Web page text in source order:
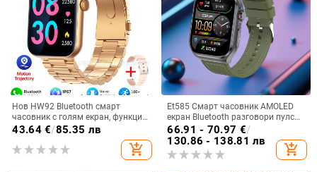
Нов HW92 Bluetooth смарт
часовник с голям екран, функция
за измерване на пулса,
водоустойчив, спортен, за мъже и
жени.
43.64€/85.35 лв
add_shopping_cart
Et585 Смарт часовник AMOLED
екран Bluetooth разговори пулс
сън крачкомер спортен часовник
гривна трансграничен
66.91 - 70.97 €/
130.86 - 138.81 лв
add_shopping_cart